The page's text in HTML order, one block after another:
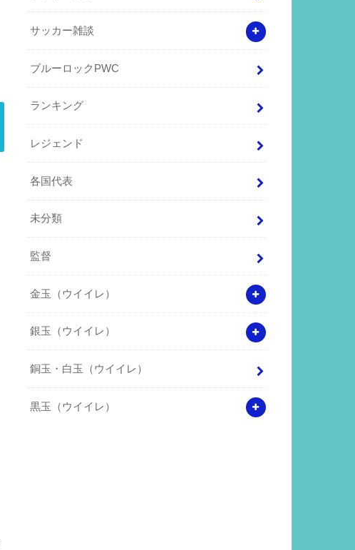
サッカー雑談
ブルーロックPWC
ランキング
レジェンド
各国代表
未分類
監督
金玉（ウイイレ）
銀玉（ウイイレ）
銅玉・白玉（ウイイレ）
黒玉（ウイイレ）